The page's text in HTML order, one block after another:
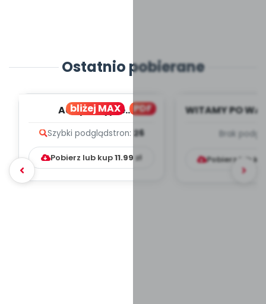
Ostatnio pobierane
bliżej MAX PDF
Adaptacyjne
artykuły
Szybki podglądstron: 26
Pobierz lub kup11.99 zł
WITAMY PO
Brak
Pobierz lub